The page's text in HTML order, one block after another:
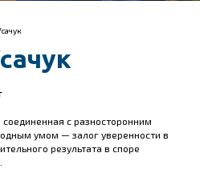
с разносторонним
умом — залог уверенности в
результата в споре